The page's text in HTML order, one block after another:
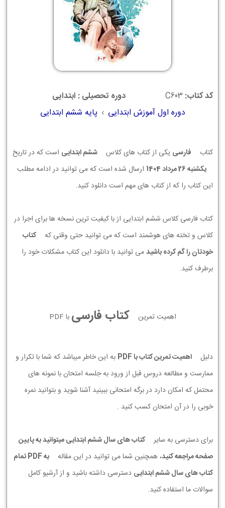
کد کتاب: C603
دوره تحصیلی : ابتدایی
دوره اول آموزش ابتدایی › پایه ششم ابتدایی
کتاب فارسی یکی از کتاب های کلاس ششم ابتدایی است که در تاریخ
يكشنبه 26 مرداد 1404
ارسال شده است که می توانید در ادامه مطلب
این کتاب را که از کتاب های مهم است دانلود کنید.
کتاب فارسی کلاس ششم ابتدایی از با کیفیت ترین نسخه ها برای اجرا در
کلاس و تخته های هوشمند است که می توانید حتی وقتی که
کتاب
خودتان را گم کرده باشیدمی توانید با دانلود این کتاب مشکلات خود را
برطرف کنید.
اهمیت تمرین کتاب فارسی با PDF
دلیل اهمیت تمرین کتاب با PDF
به این خاطر میباشد که شما با تکرار و
ممارست و مطالعه دروس قبل از ورود به جلسه امتحان با نمونه های
محتمل که امکان دارد در برگه امتحانی ببینید آشنا شوید و بتوانید نمره
خوبی را در آن امتحان کسب کنید .
برای دسترسی به سایر
کتاب های سال ششم ابتدایی میتوانید به پایین
صفحه مراجعه کنید، همچنین شما می توانید در این مقاله
به PDF تمام
کتاب های سال ششم ابتدایی دسترسی داشته باشید و از آرشیو کامل
سوالات ما استفاده کنید.